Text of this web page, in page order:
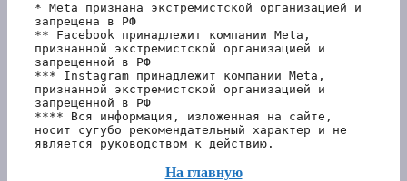
* Meta признана экстремистской организацией и
запрещена в РФ
** Facebook принадлежит компании Meta,
признанной экстремистской организацией и
запрещенной в РФ
*** Instagram принадлежит компании Meta,
признанной экстремистской организацией и
запрещенной в РФ
**** Вся информация, изложенная на сайте,
носит сугубо рекомендательный характер и не
является руководством к действию.
На главную